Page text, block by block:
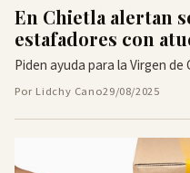
En Chietla alertan
estafadores con
Piden ayuda para la Virgen de
Por Lidchy Cano29/08/2025